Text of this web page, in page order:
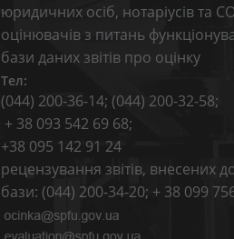
юридичних осіб, нотаріусів та
оцінювачів з питань
бази даних звітів про оцінку
Тел:
(044) 200-36-14; (044) 200-32-58;
+ 38 093 542 69 68;
+38 095 142 91 24
рецензування звітів, внесених
бази: (044) 200-34-20; + 38 099